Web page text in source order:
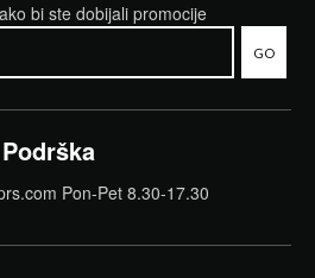
bi ste dobijali promocije
GO
Podrška
Pon-Pet 8.30-17.30